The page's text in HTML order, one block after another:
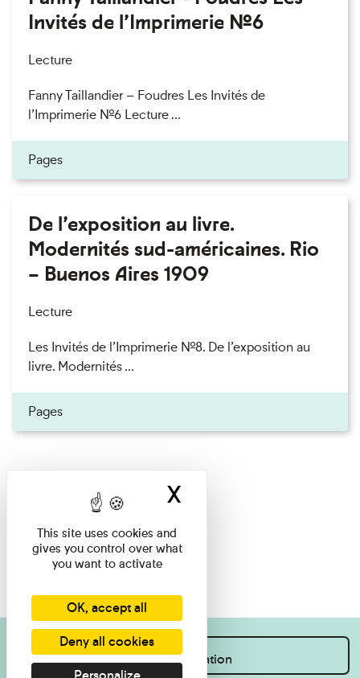
Invités de l’Imprimerie n°6
Lecture
Fanny Taillandier – Foudres Les Invités de
l’Imprimerie n°6 Lecture ...
Pages
De l’exposition au livre.
Modernités sud-américaines. Rio
– Buenos Aires 1909
Lecture
Les Invités de l’Imprimerie n°8. De l’exposition au
livre. Modernités ...
Pages
I want information
This site uses cookies and
gives you control over what
you want to activate
OK, accept all
Deny all cookies
X